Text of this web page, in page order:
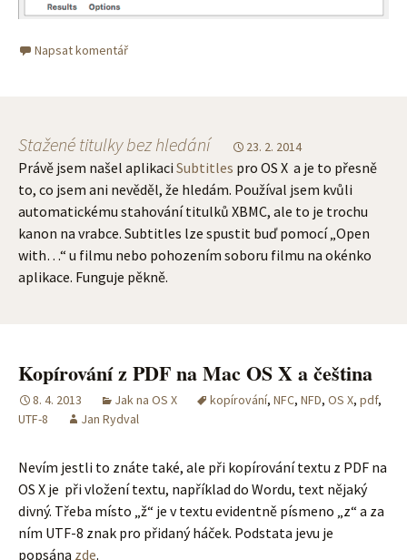
Napsat komentář
Stažené titulky bez hledání 23. 2. 2014
Právě jsem našel aplikaci Subtitles pro OS X a je to přesně
to, co jsem ani nevěděl, že hledám. Používal jsem kvůli
automatickému stahování titulků XBMC, ale to je trochu
kanon na vrabce. Subtitles lze spustit buď pomocí „Open
with…“ u filmu nebo pohozením soboru filmu na okénko
aplikace. Funguje pěkně.
Kopírování z PDF na Mac OS X a čeština
8. 4. 2013 Jak na OS X kopírování, NFC, NFD, OS X, pdf,
UTF-8
Jan Rydval
Nevím jestli to znáte také, ale při kopírování textu z PDF na
OS X je při vložení textu, například do Wordu, text nějaký
divný. Třeba místo „ž“ je v textu evidentně písmeno „z“ a za
ním UTF-8 znak pro přidaný háček. Podstata jevu je
popsána zde.